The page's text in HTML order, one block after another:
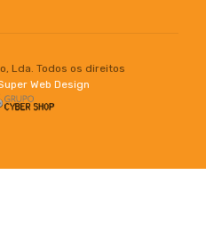
Lda. Todos os direitos
Web Design